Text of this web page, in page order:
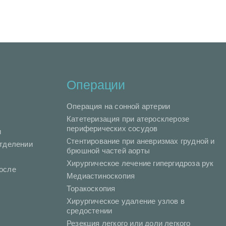
Операции
Операция на сонной артерии
Катетеризация при атеросклерозе
периферических сосудов
Cтентирование при аневризмах грудной и
брюшной частей аорты
Хирургическое лечение гипергидроза рук
Медиастиноскопия
Торакоскопия
Хирургическое удаление узлов в
средостении
Резекция легкого или доли легкого